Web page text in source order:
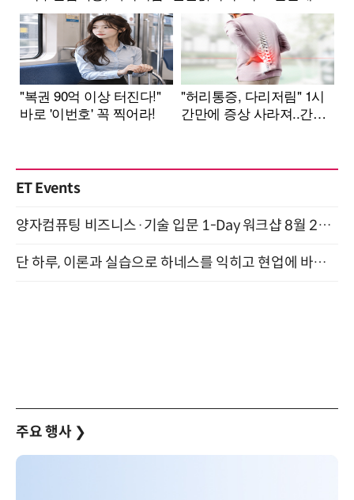
ET Events
양자컴퓨팅 비즈니스·기술 입문 1-Day 워크샵 8월 28일 개최
단 하루, 이론과 실습으로 하네스를 익히고 현업에 바로 쓰는 핸즈온 워크숍 (8/20)
주요 행사 ❯